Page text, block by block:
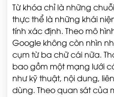
Từ khóa chỉ là những
thực thể là những khái
tính xác định. Theo mô
Google không còn nhìn
cụm từ ba chữ cái nữa.
bao gồm một mạng lưới
như kỹ thuật, nội dung,
dùng. Theo quan sát của